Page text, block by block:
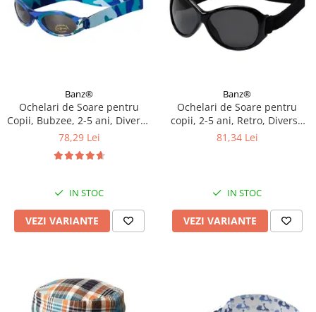
Banz®
Ochelari de Soare pentru
Copii, Bubzee, 2-5 ani, Diverse
culori
78,29 Lei
IN STOC
VEZI VARIANTE
Banz®
Ochelari de Soare pentru
copii, 2-5 ani, Retro, Diverse
culori
81,34 Lei
IN STOC
VEZI VARIANTE